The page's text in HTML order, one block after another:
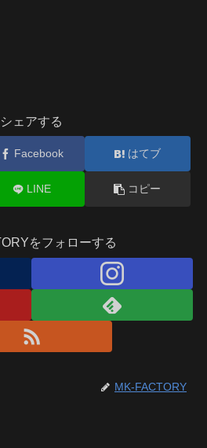
シェアする
Facebook はてブ
LINE コピー
をフォローする
MK-FACTORY